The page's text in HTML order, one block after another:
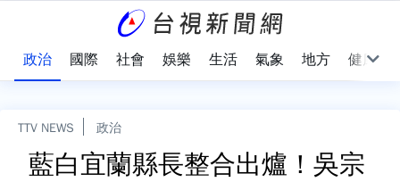
政治 國際 社會 娛樂 生活 氣象 地方 健康
TTV NEWS 政治
藍白宜蘭縣長整合出爐！吳宗